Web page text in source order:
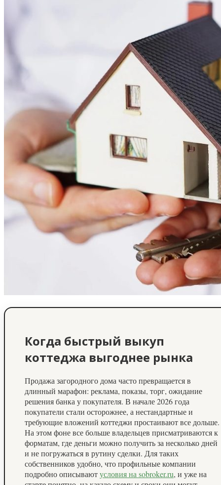
Когда быстрый выкуп
коттеджа выгоднее рынка
Продажа загородного дома часто превращается в
длинный марафон: реклама, показы, торг, ожидание
решения банка у покупателя. В начале 2026 года
покупатели стали осторожнее, а нестандартные и
требующие вложений коттеджи простаивают все дольше.
На этом фоне все больше владельцев присматриваются к
форматам, где деньги можно получить за несколько дней
и не погружаться в рутину сделки. Для таких
собственников удобно, что профильные компании
подробно описываютусловия на sobroker.ru, и уже на